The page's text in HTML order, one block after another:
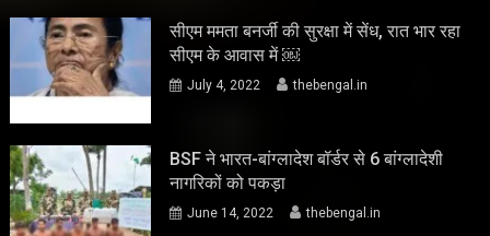
सीएम ममता बनर्जी की सुरक्षा में सेंध, रात भार रहा
सीएम के आवास में ￼
July 4, 2022 thebengal.in
BSF ने भारत-बांग्लादेश बॉर्डर से 6 बांग्लादेशी
नागरिकों को पकड़ा
June 14, 2022 thebengal.in